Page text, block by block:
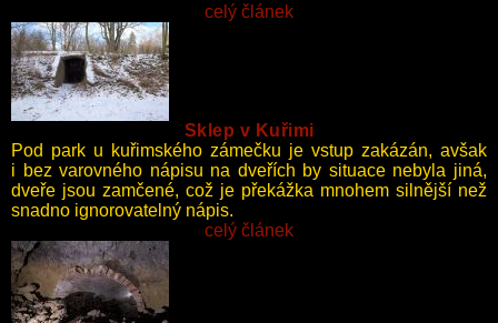
celý článek
Sklep v Kuřimi
Pod park u kuřimského zámečku je vstup zakázán, avšak
i bez varovného nápisu na dveřích by situace nebyla jiná,
dveře jsou zamčené, což je překážka mnohem silnější než
snadno ignorovatelný nápis.
celý článek